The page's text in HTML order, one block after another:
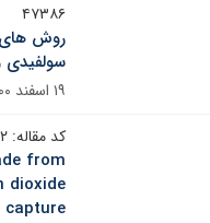
۴۷۳۸۶
روش های
سولفیدی
۱۹ اسفند ۱۴۰۰
کد مقاله: ۳۰۷۸۲
from
dioxide
capture